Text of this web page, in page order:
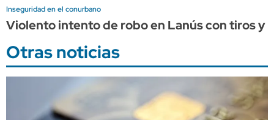
Inseguridad en el conurbano
Violento intento de robo en Lanús con tiros y
Otras noticias